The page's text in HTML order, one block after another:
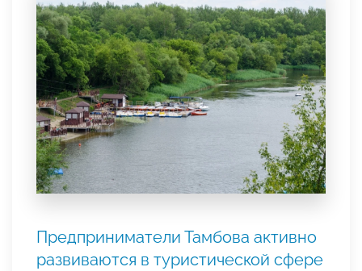
Предприниматели Тамбова активно
развиваются в туристической сфере